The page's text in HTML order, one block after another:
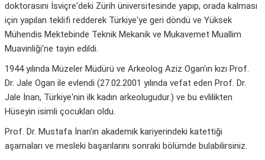
doktorasını İsviçre'deki Zürih üniversitesinde yapıp, orada kalması
için yapılan teklifi redderek Türkiye'ye geri döndü ve Yüksek
Mühendis Mektebinde Teknik Mekanik ve Mukavemet Muallim
Muavinliği'ne tayin edildi.
1944 yılında Müzeler Müdürü ve Arkeolog Aziz Ogan'ın kızı Prof.
Dr. Jale Ogan ile evlendi (27.02.2001 yılında vefat eden Prof. Dr.
Jale İnan, Türkiye'nin ilk kadın arkeolugudur.) ve bu evlilikten
Hüseyin isimli çocukları oldu.
Prof. Dr. Mustafa İnan'ın akademik kariyerindeki katettiği
aşamaları ve mesleki başarılarını sonraki bölümde bulabilirsiniz.